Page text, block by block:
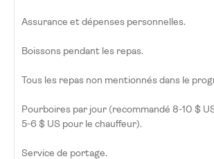
Assurance et dépenses personnelles.
Boissons pendant les repas.
Tous les repas non mentionnés dans le
Pourboires par jour (recommandé 8-10 $
5-6 $ US pour le chauffeur).
Service de portage.